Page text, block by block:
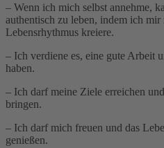
– Wenn ich mich selbst annehme,
authentisch zu leben, indem ich
Lebensrhythmus kreiere.
– Ich verdiene es, eine gute Arbeit
haben.
– Ich darf meine Ziele erreichen
bringen.
– Ich darf mich freuen und das
genießen.